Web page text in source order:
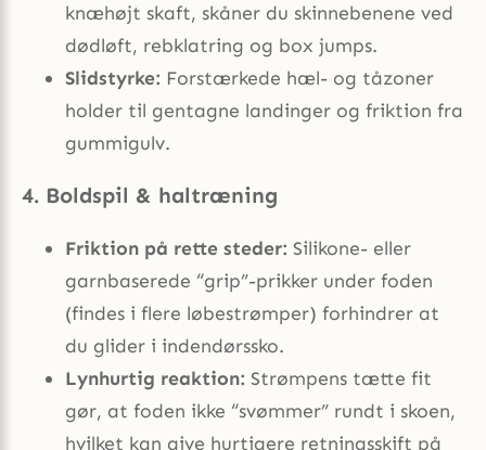
knæhøjt skaft, skåner du skinnebenene ved
dødløft, rebklatring og box jumps.
Slidstyrke: Forstærkede hæl- og tåzoner
holder til gentagne landinger og friktion fra
gummigulv.
4. Boldspil & haltræning
Friktion på rette steder: Silikone- eller
garnbaserede “grip”-prikker under foden
(findes i flere løbestrømper) forhindrer at
du glider i indendørssko.
Lynhurtig reaktion: Strømpens tætte fit
gør, at foden ikke “svømmer” rundt i skoen,
hvilket kan give hurtigere retningsskift på